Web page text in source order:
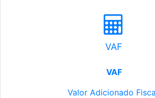
VAF
VAF
Valor Adicionado